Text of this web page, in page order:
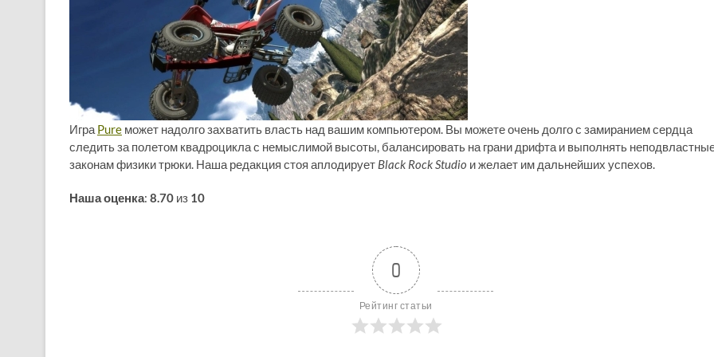
Игра Pure может надолго захватить власть над вашим компьютером. Вы можете очень долго с замиранием сердца
следить за полетом квадроцикла с немыслимой высоты, балансировать на грани дрифта и выполнять
законам физики трюки. Наша редакция стоя аплодирует Black Rock Studio и желает им дальнейших успехов.
Наша оценка: 8.70 из 10
0
Рейтинг статьи